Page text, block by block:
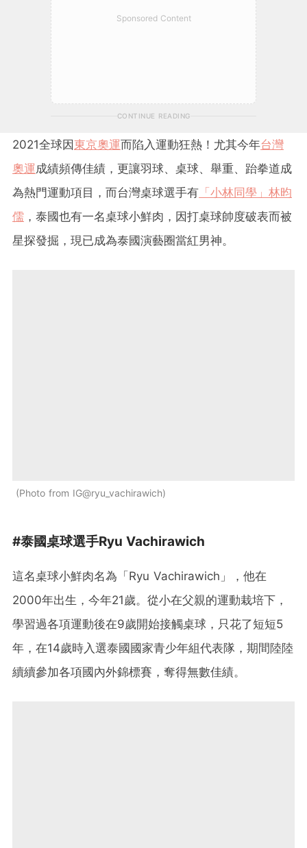
Sponsored Content
CONTINUE READING
2021全球因東京奧運而陷入運動狂熱！尤其今年台灣
奧運成績頻傳佳績，更讓羽球、桌球、舉重、跆拳道成
為熱門運動項目，而台灣桌球選手有 「小林同學」林昀
儒 ，泰國也有一名桌球小鮮肉，因打桌球帥度破表而被
星探發掘，現已成為泰國演藝圈當紅男神。
Photo from IG@ryu_vachirawich
#泰國桌球選手Ryu Vachirawich
這名桌球小鮮肉名為「Ryu Vachirawich」，他在
2000年出生，今年21歲。從小在父親的運動栽培下，
學習過各項運動後在9歲開始接觸桌球，只花了短短5
年，在14歲時入選泰國國家青少年組代表隊，期間陸陸
續續參加各項國內外錦標賽，奪得無數佳績。